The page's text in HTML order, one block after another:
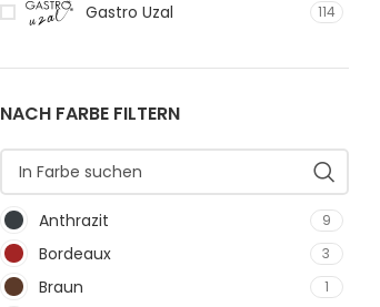
Gastro Uzal 114
NACH FARBE FILTERN
Anthrazit 9
Bordeaux 3
Braun 1